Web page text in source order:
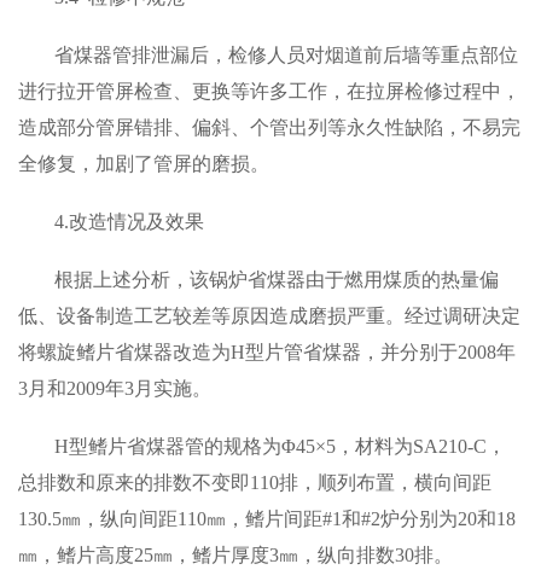
省煤器管排泄漏后，检修人员对烟道前后墙等重点部位
进行拉开管屏检查、更换等许多工作，在拉屏检修过程中，
造成部分管屏错排、偏斜、个管出列等永久性缺陷，不易完
全修复，加剧了管屏的磨损。
4.改造情况及效果
根据上述分析，该锅炉省煤器由于燃用煤质的热量偏
低、设备制造工艺较差等原因造成磨损严重。经过调研决定
将螺旋鳍片省煤器改造为H型片管省煤器，并分别于2008年
3月和2009年3月实施。
H型鳍片省煤器管的规格为Φ45×5，材料为SA210-C，
总排数和原来的排数不变即110排，顺列布置，横向间距
130.5㎜，纵向间距110㎜，鳍片间距#1和#2炉分别为20和18
㎜，鳍片高度25㎜，鳍片厚度3㎜，纵向排数30排。